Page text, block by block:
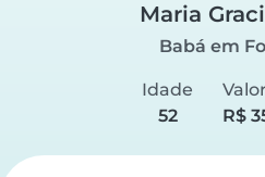
Maria
Babá em
Idade
52
R$